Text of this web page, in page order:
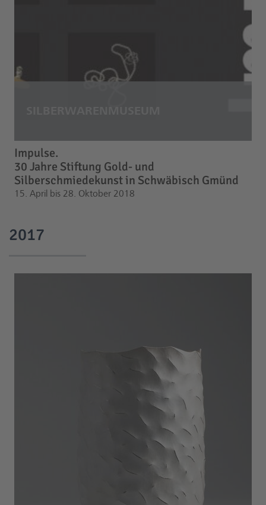
Impulse.
30 Jahre Stiftung Gold- und
Silberschmiedekunst in Schwäbisch Gmünd
15. April bis 28. Oktober 2018
2017